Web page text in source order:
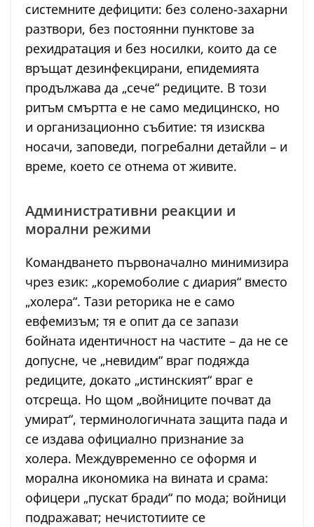
системните дефицити: без солено-захарни
разтвори, без постоянни пунктове за
рехидратация и без носилки, които да се
връщат дезинфекцирани, епидемията
продължава да „сече“ редиците. В този
ритъм смъртта е не само медицинско, но
и организационно събитие: тя изисква
носачи, заповеди, погребални детайли – и
време, което се отнема от живите.
Административни реакции и
морални режими
Командването първоначално минимизира
чрез език: „коремоболие с диария“ вместо
„холера“. Тази реторика не е само
евфемизъм; тя е опит да се запази
бойната идентичност на частите – да не се
допусне, че „невидим“ враг подяжда
редиците, докато „истинският“ враг е
отсреща. Но щом „войниците почват да
умират“, терминологичната защита пада и
се издава официално признание за
холера. Междувременно се оформя и
морална икономика на вината и срама:
офицери „пускат бради“ по мода; войници
подражават; нечистотиите се